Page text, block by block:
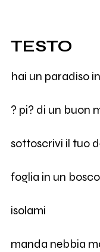
TESTO
hai un paradiso
? pi? di un buon
sottoscrivi il tuo
foglia in un
isolami
manda nebbia